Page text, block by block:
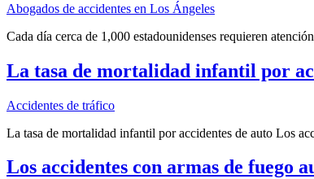
Abogados de accidentes en Los Ángeles
Cada día cerca de 1,000 estadounidenses requieren
La tasa de mortalidad infantil por
Accidentes de tráfico
La tasa de mortalidad infantil por accidentes de auto Los
Los accidentes con armas de fuego